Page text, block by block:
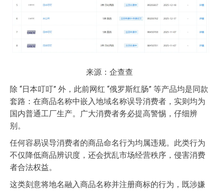
来源：企查查
除 “日本叮叮” 外，此前网红 “俄罗斯红肠” 等产品均是同款
套路：在商品名称中嵌入地域名称误导消费者，实则均为
国内普通工厂生产。广大消费者务必提高警惕，仔细辨
别。
任何容易误导消费者的商品命名行为均属违规。此类行为
不仅降低商品辨识度，还会扰乱市场经营秩序，侵害消费
者合法权益。
这类刻意将地名融入商品名称并注册商标的行为，既涉嫌